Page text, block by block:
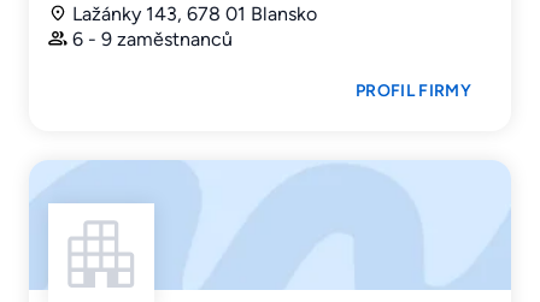
Lažánky 143, 678 01 Blansko
6 - 9 zaměstnanců
PROFIL FIRMY